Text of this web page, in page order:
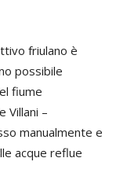
friulano è
possibile
fiume
Villani –
manualmente e
acque reflue